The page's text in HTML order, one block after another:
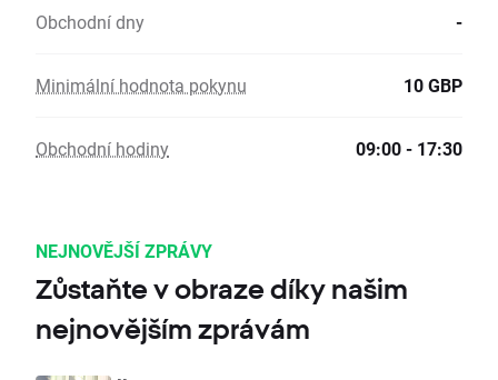
Obchodní dny -
Minimální hodnota pokynu 10 GBP
Obchodní hodiny 09:00 - 17:30
NEJNOVĚJŠÍ ZPRÁVY
Zůstaňte v obraze díky našim
nejnovějším zprávám